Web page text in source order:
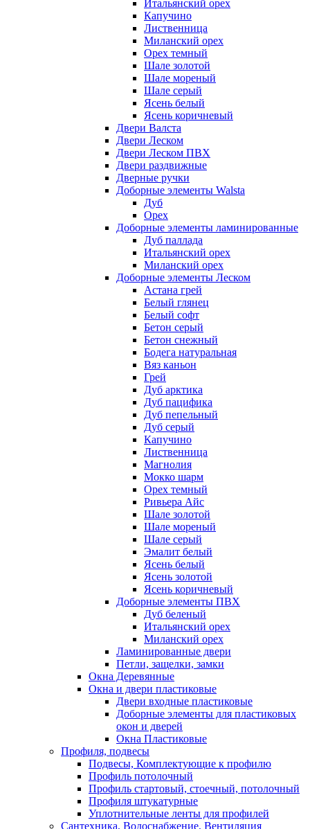
Итальянский орех
Капучино
Лиственница
Миланский орех
Орех темный
Шале золотой
Шале мореный
Шале серый
Ясень белый
Ясень коричневый
Двери Валста
Двери Леском
Двери Леском ПВХ
Двери раздвижные
Дверные ручки
Доборные элементы Walsta
Дуб
Орех
Доборные элементы ламинированные
Дуб паллада
Итальянский орех
Миланский орех
Доборные элементы Леском
Астана грей
Белый глянец
Белый софт
Бетон серый
Бетон снежный
Бодега натуральная
Вяз каньон
Грей
Дуб арктика
Дуб пацифика
Дуб пепельный
Дуб серый
Капучино
Лиственница
Магнолия
Мокко шарм
Орех темный
Ривьера Айс
Шале золотой
Шале мореный
Шале серый
Эмалит белый
Ясень белый
Ясень золотой
Ясень коричневый
Доборные элементы ПВХ
Дуб беленый
Итальянский орех
Миланский орех
Ламинированные двери
Петли, защелки, замки
Окна Деревянные
Окна и двери пластиковые
Двери входные пластиковые
Доборные элементы для пластиковых
окон и дверей
Окна Пластиковые
Профиля, подвесы
Подвесы, Комплектующие к профилю
Профиль потолочный
Профиль стартовый, стоечный, потолочный
Профиля штукатурные
Уплотнительные ленты для профилей
Сантехника, Водоснабжение, Вентиляция